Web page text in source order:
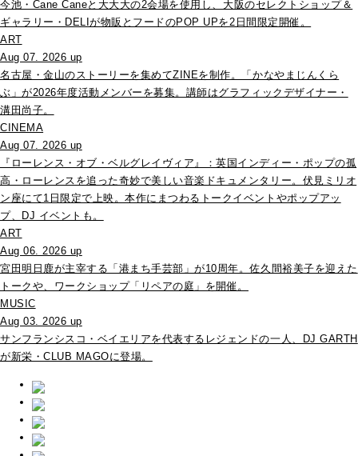
今池・Cane Caneと大大大の2会場を使用し、大阪のセレクトショップ＆
ギャラリー・DELIが物販とフードのPOP UPを2日間限定開催。
ART
Aug 07. 2026 up
名古屋・金山のストーリーを集めてZINEを制作。「かなやまじんくら
ぶ」が2026年度活動メンバーを募集。講師はグラフィックデザイナー・
溝田尚子。
CINEMA
Aug 07. 2026 up
『ローレンス・オブ・ベルグレイヴィア』：英国インディー・ポップの孤
高・ローレンスを追った奇妙で美しい音楽ドキュメンタリー。伏見ミリオ
ン座にて1日限定で上映。本作にまつわるトークイベントやポップアッ
プ、DJ イベントも。
ART
Aug 06. 2026 up
宮田明日鹿が主宰する「港まち手芸部」が10周年。佐久間裕美子を迎えた
トークや、ワークショップ「リペアの庭」を開催。
MUSIC
Aug 03. 2026 up
サンフランシスコ・ベイエリアを代表するレジェンドの一人、DJ GARTH
が新栄・CLUB MAGOに登場。